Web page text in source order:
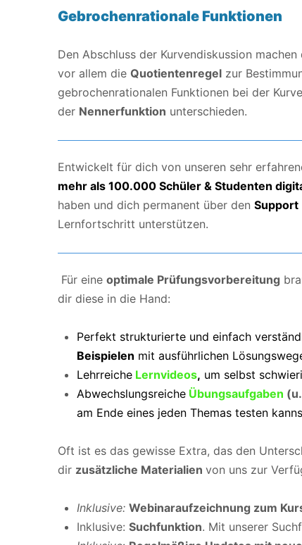
Gebrochenrationale Funktionen
Den Abschluss der Kurvendiskussion machen
vor allem die Quotientenregel zur
gebrochenrationalen Funktionen bei der
der Nennerfunktion unterschieden.
Entwickelt für dich von unseren sehr
mehr als 100.000 Schüler & Studenten
haben und dich permanent über den Support
Lernfortschritt unterstützen.
Für eine optimale Prüfungsvorbereitung
dir diese in die Hand:
Perfekt strukturierte und einfach
Beispielen mit ausführlichen
Lehrreiche Lernvideos, um selbst
Abwechslungsreiche Übungsaufgaben
am Ende eines jeden Themas testen
Oft ist es das gewisse Extra, das den
dir zusätzliche Materialien von uns zur
Inklusive: Webinaraufzeichnung zum
Inklusive: Suchfunktion. Mit unserer